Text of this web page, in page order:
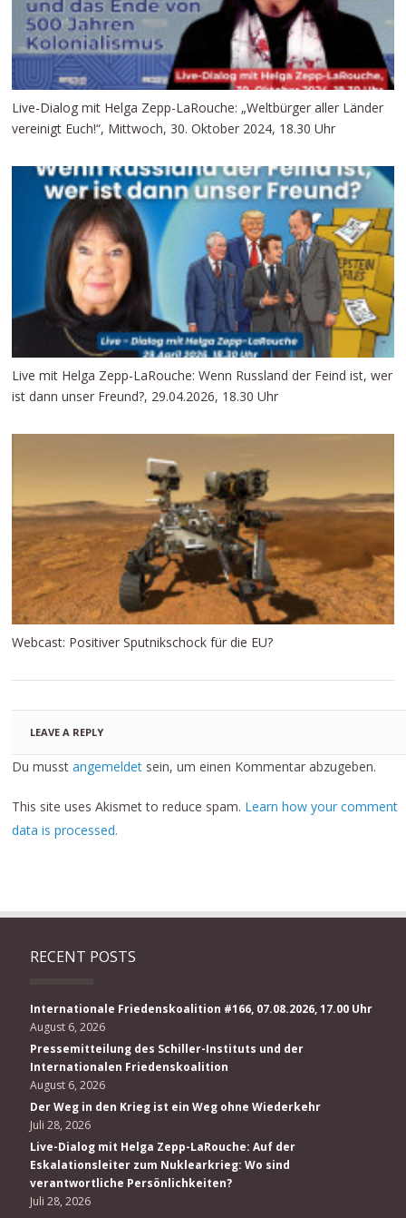
Live-Dialog mit Helga Zepp-LaRouche: „Weltbürger aller Länder
vereinigt Euch!“, Mittwoch, 30. Oktober 2024, 18.30 Uhr
Live mit Helga Zepp-LaRouche: Wenn Russland der Feind ist, wer
ist dann unser Freund?, 29.04.2026, 18.30 Uhr
Webcast: Positiver Sputnikschock für die EU?
LEAVE A REPLY
Du musstangemeldet sein, um einen Kommentar abzugeben.
This site uses Akismet to reduce spam. Learn how your comment
data is processed.
RECENT POSTS
Internationale Friedenskoalition #166, 07.08.2026, 17.00 Uhr
August 6, 2026
Pressemitteilung des Schiller-Instituts und der
Internationalen Friedenskoalition
August 6, 2026
Der Weg in den Krieg ist ein Weg ohne Wiederkehr
Juli 28, 2026
Live-Dialog mit Helga Zepp-LaRouche: Auf der
Eskalationsleiter zum Nuklearkrieg: Wo sind
verantwortliche Persönlichkeiten?
Juli 28, 2026